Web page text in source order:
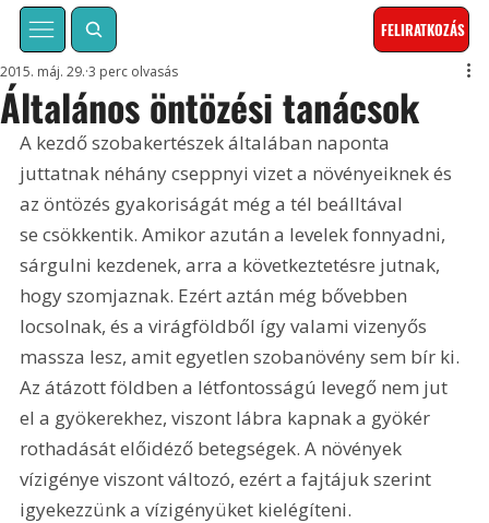
FELIRATKOZÁS
Általános öntözési tanácsok
2015. máj. 29. 3 perc olvasás
A kezdő szobakertészek általában naponta
juttatnak néhány cseppnyi vizet a növényeiknek és
az öntözés gyakoriságát még a tél beálltával
se csökkentik. Amikor azután a levelek fonnyadni,
sárgulni kezdenek, arra a következtetésre jutnak,
hogy szomjaznak. Ezért aztán még bővebben
locsolnak, és a virágföldből így valami vizenyős
massza lesz, amit egyetlen szobanövény sem bír ki.
Az átázott földben a létfontosságú levegő nem jut
el a gyökerekhez, viszont lábra kapnak a gyökér
rothadását előidéző betegségek. A növények
vízigénye viszont változó, ezért a fajtájuk szerint
igyekezzünk a vízigényüket kielégíteni.